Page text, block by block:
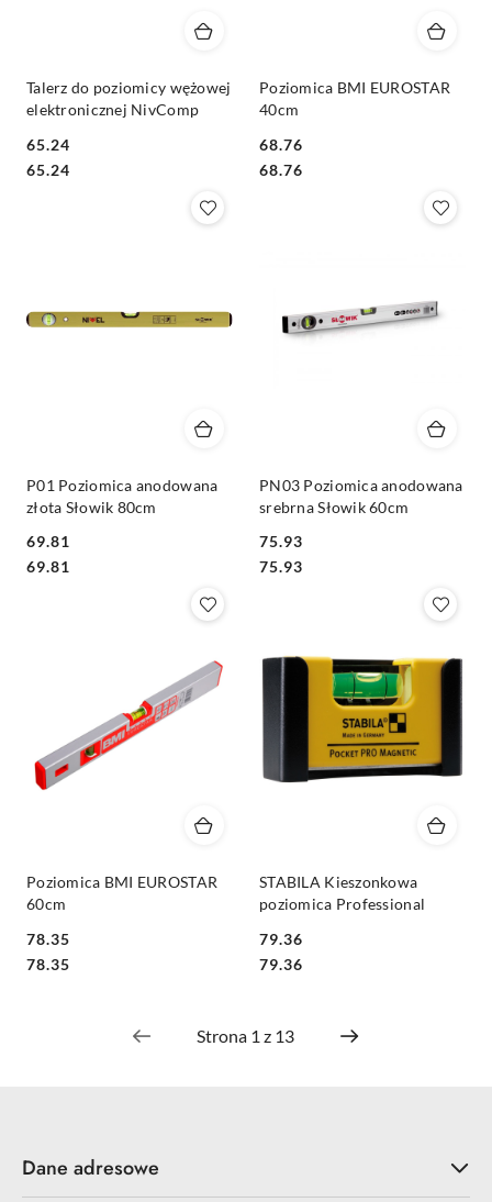
Talerz do poziomicy wężowej
elektronicznej NivComp
Cena:
65.24
Cena:
65.24
Poziomica BMI EUROSTAR
40cm
Cena:
68.76
Cena:
68.76
P01 Poziomica anodowana
złota Słowik 80cm
Cena:
69.81
Cena:
69.81
PN03 Poziomica anodowana
srebrna Słowik 60cm
Cena:
75.93
Cena:
75.93
Poziomica BMI EUROSTAR
60cm
Cena:
78.35
Cena:
78.35
STABILA Kieszonkowa
poziomica Professional
Cena:
79.36
Cena:
79.36
Dane adresowe